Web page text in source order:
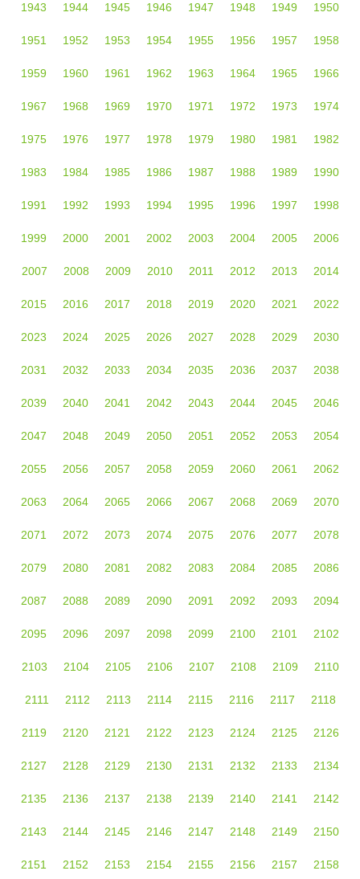
1943 1944 1945 1946 1947 1948 1949 1950
1951 1952 1953 1954 1955 1956 1957 1958
1959 1960 1961 1962 1963 1964 1965 1966
1967 1968 1969 1970 1971 1972 1973 1974
1975 1976 1977 1978 1979 1980 1981 1982
1983 1984 1985 1986 1987 1988 1989 1990
1991 1992 1993 1994 1995 1996 1997 1998
1999 2000 2001 2002 2003 2004 2005 2006
2007 2008 2009 2010 2011 2012 2013 2014
2015 2016 2017 2018 2019 2020 2021 2022
2023 2024 2025 2026 2027 2028 2029 2030
2031 2032 2033 2034 2035 2036 2037 2038
2039 2040 2041 2042 2043 2044 2045 2046
2047 2048 2049 2050 2051 2052 2053 2054
2055 2056 2057 2058 2059 2060 2061 2062
2063 2064 2065 2066 2067 2068 2069 2070
2071 2072 2073 2074 2075 2076 2077 2078
2079 2080 2081 2082 2083 2084 2085 2086
2087 2088 2089 2090 2091 2092 2093 2094
2095 2096 2097 2098 2099 2100 2101 2102
2103 2104 2105 2106 2107 2108 2109 2110
2111 2112 2113 2114 2115 2116 2117 2118
2119 2120 2121 2122 2123 2124 2125 2126
2127 2128 2129 2130 2131 2132 2133 2134
2135 2136 2137 2138 2139 2140 2141 2142
2143 2144 2145 2146 2147 2148 2149 2150
2151 2152 2153 2154 2155 2156 2157 2158